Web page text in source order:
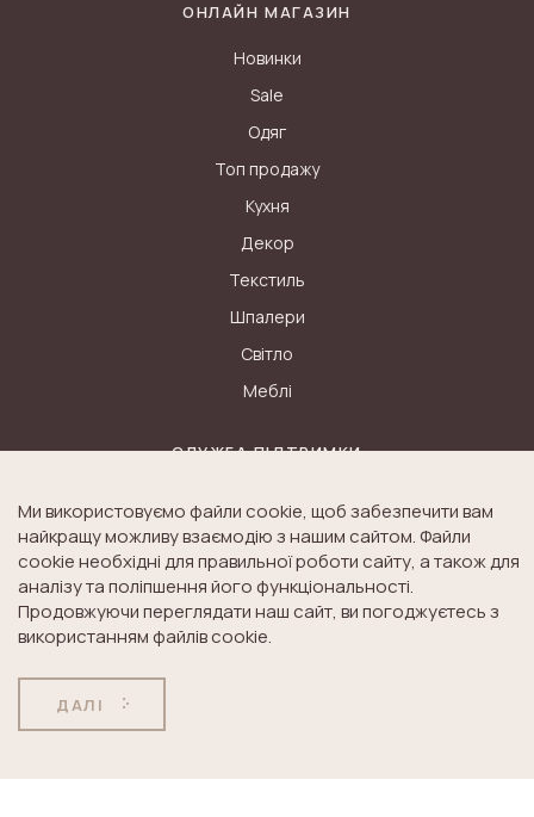
ОНЛАЙН МАГАЗИН
Новинки
Sale
Одяг
Топ продажу
Кухня
Декор
Текстиль
Шпалери
Світло
Меблі
СЛУЖБА ПІДТРИМКИ
Доставка
Дисконт
Оплата
Повернення товару
Ми використовуємо файли cookie, щоб забезпечити вам
найкращу можливу взаємодію з нашим сайтом. Файли
cookie необхідні для правильної роботи сайту, а також для
аналізу та поліпшення його функціональності.
Продовжуючи переглядати наш сайт, ви погоджуєтесь з
використанням файлів cookie.
ДАЛІ